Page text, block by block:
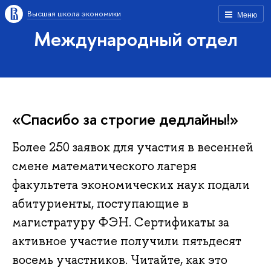
Меню
Высшая школа экономики
Международный отдел
«Спасибо за строгие дедлайны!»
Более 250 заявок для участия в весенней
смене математического лагеря
факультета экономических наук подали
абитуриенты, поступающие в
магистратуру ФЭН. Сертификаты за
активное участие получили пятьдесят
восемь участников. Читайте, как это